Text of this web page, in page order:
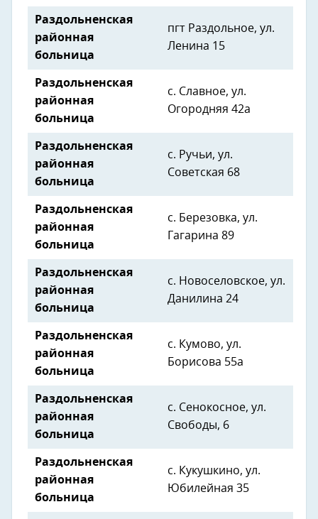
Раздольненская
районная
больница
пгт Раздольное, ул.
Ленина 15
Раздольненская
районная
больница
с. Славное, ул.
Огородняя 42а
Раздольненская
районная
больница
с. Ручьи, ул.
Советская 68
Раздольненская
районная
больница
с. Березовка, ул.
Гагарина 89
Раздольненская
районная
больница
с. Новоселовское, ул.
Данилина 24
Раздольненская
районная
больница
с. Кумово, ул.
Борисова 55а
Раздольненская
районная
больница
с. Сенокосное, ул.
Свободы, 6
Раздольненская
районная
больница
с. Кукушкино, ул.
Юбилейная 35